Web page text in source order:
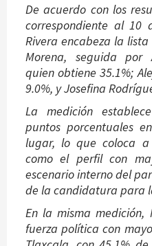
De acuerdo con los
correspondiente al 10
Rivera encabeza la
Morena, seguida por
quien obtiene 35.1%;
9.0%, y Josefina
La medición
puntos porcentuales
lugar, lo que coloca
como el perfil con
escenario interno del
de la candidatura para
En la misma medición,
fuerza política con